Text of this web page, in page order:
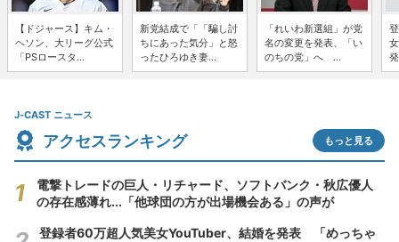
【ドジャース】キム・
ヘソン、大リーグ公式
「PSロースタ...
新党結成で「「騙し討
ちにあった気分」と怒
ったひろゆき妻...
「れいわ新選組」が党
名の変更を発表、「い
のちの党」へ ...
J-CAST ニュース
アクセスランキング もっと見る
電撃トレードの巨人・リチャード、ソフトバンク・秋広優人
の存在感薄れ...「他球団の方が出場機会ある」の声が
登録者60万超人気美女YouTuber、結婚を発表 「めっちゃ